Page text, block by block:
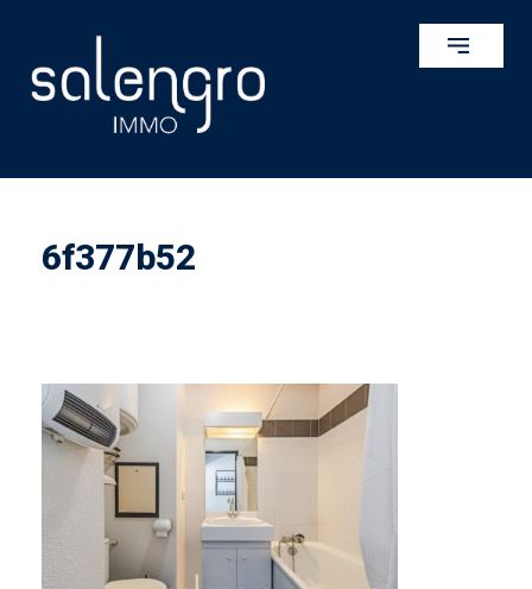
6f377b52